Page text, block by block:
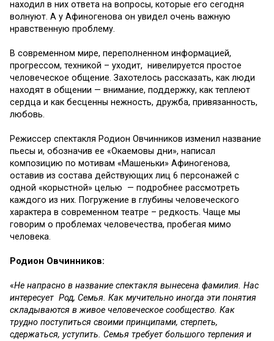
находил в них ответа на вопросы, которые его сегодня
волнуют. А у Афиногенова он увидел очень важную
нравственную проблему.
В современном мире, переполненном информацией,
прогрессом, техникой – уходит, нивелируется простое
человеческое общение. Захотелось рассказать, как люди
находят в общении — внимание, поддержку, как теплеют
сердца и как бесценны нежность, дружба, привязанность,
любовь.
Режиссер спектакля Родион Овчинников изменил название
пьесы и, обозначив ее «Окаемовы дни», написал
композицию по мотивам «Машеньки» Афиногенова,
оставив из состава действующих лиц 6 персонажей с
одной «корыстной» целью — подробнее рассмотреть
каждого из них. Погружение в глубины человеческого
характера в современном театре – редкость. Чаще мы
говорим о проблемах человечества, пробегая мимо
человека.
Родион Овчинников:
«Не напрасно в название спектакля вынесена фамилия. Нас
интересует Род, Семья. Как мучительно иногда эти понятия
складываются в живое человеческое сообщество. Как
трудно поступиться своими принципами, стерпеть,
сдержаться, уступить. Семья требует большого терпения и